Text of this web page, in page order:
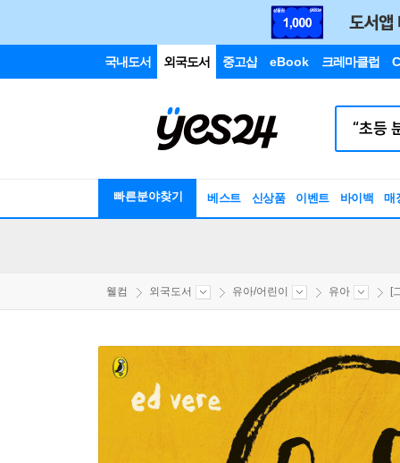
국내도서 외국도서 중고샵 eBook 크레마클럽
빠른분야찾기 베스트 신상품 이벤트 바이백 매
웰컴 외국도서 유아/어린이 유아 [